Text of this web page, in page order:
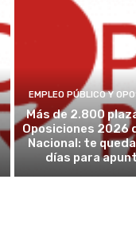
EMPLEO PÚBLICO Y
Más de 2.800
Oposiciones 2026
Nacional: te
días para